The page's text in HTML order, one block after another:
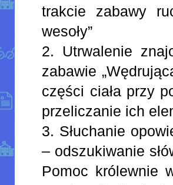
trakcie zabawy
wesoły”
2. Utrwalenie
zabawie
części ciała przy
przeliczanie ich
3. Słuchanie
– odszukiwanie
Pomoc królewnie